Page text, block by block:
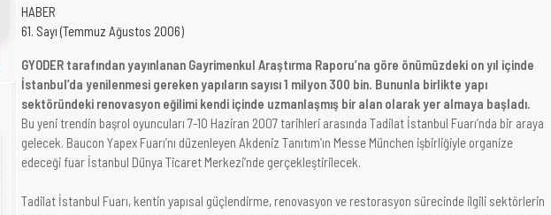
HABER
61. Sayı (Temmuz Ağustos 2006)
GYODER tarafından yayınlanan Gayrimenkul Araştırma Raporu’na göre önümüzdeki on yıl içinde
İstanbul’da yenilenmesi gereken yapıların sayısı 1 milyon 300 bin. Bununla birlikte yapı
sektöründeki renovasyon eğilimi kendi içinde uzmanlaşmış bir alan olarak yer almaya başladı.
Bu yeni trendin başrol oyuncuları 7-10 Haziran 2007 tarihleri arasında Tadilat İstanbul Fuarı’nda bir araya
gelecek. Baucon Yapex Fuarı’nı düzenleyen Akdeniz Tanıtım’ın Messe München işbirliğiyle organize
edeceği fuar İstanbul Dünya Ticaret Merkezi’nde gerçekleştirilecek.
Tadilat İstanbul Fuarı, kentin yapısal güçlendirme, renovasyon ve restorasyon sürecinde ilgili sektörlerin